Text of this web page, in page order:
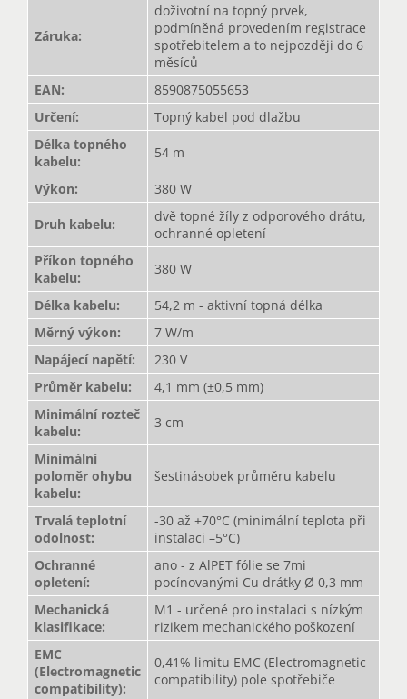
Záruka:
doživotní na topný prvek,
podmíněná provedením registrace
spotřebitelem a to nejpozději do 6
měsíců
EAN:
8590875055653
Určení:
Topný kabel pod dlažbu
Délka topného
kabelu:
54 m
Výkon: 380 W
Druh kabelu:
dvě topné žíly z odporového drátu,
ochranné opletení
Příkon topného
kabelu:
380 W
Délka kabelu:
54,2 m - aktivní topná délka
Měrný výkon:
7 W/m
Napájecí napětí:
230 V
Průměr kabelu:
4,1 mm (±0,5 mm)
Minimální rozteč
kabelu:
3 cm
Minimální
poloměr ohybu
kabelu:
šestinásobek průměru kabelu
Trvalá teplotní
odolnost:
-30 až +70°C (minimální teplota při
instalaci –5°C)
Ochranné
opletení:
ano - z AlPET fólie se 7mi
pocínovanými Cu drátky Ø 0,3 mm
Mechanická
klasifikace:
M1 - určené pro instalaci s nízkým
rizikem mechanického poškození
EMC
(Electromagnetic
compatibility):
0,41% limitu EMC (Electromagnetic
compatibility) pole spotřebiče